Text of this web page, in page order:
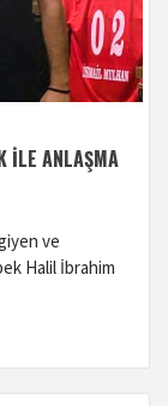
ILE ANLAŞMA
ve
Halil İbrahim